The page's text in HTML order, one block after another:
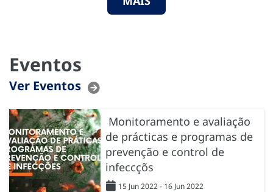
Eventos
Ver Eventos
Monitoramento e avaliação
de prácticas e programas de
prevenção e control de
infeccçõs
15 Jun 2022 - 16 Jun 2022